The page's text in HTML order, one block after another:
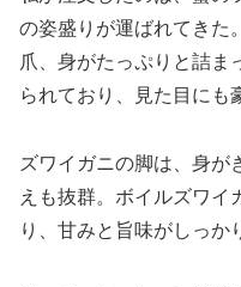
の姿盛りが運ばれてきた
爪、身がたっぷりと詰ま
られており、見た目にも
ズワイガニの脚は、身が
えも抜群。ボイルズワイ
り、甘みと旨味がしっか